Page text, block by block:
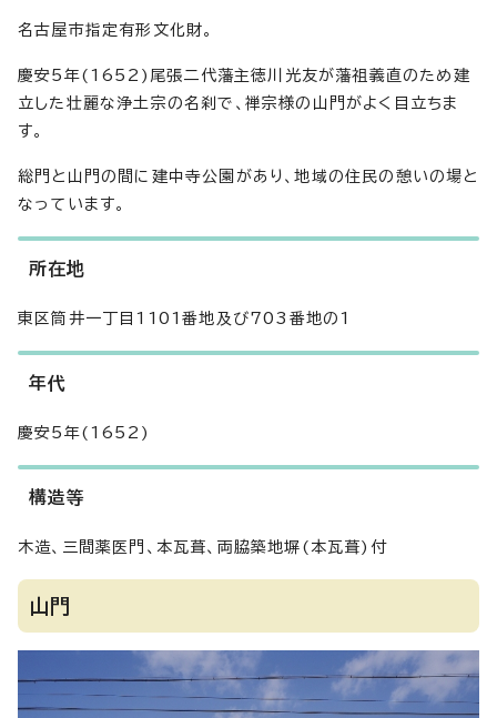
名古屋市指定有形文化財。
慶安5年(1652)尾張二代藩主徳川光友が藩祖義直のため建
立した壮麗な浄土宗の名刹で、禅宗様の山門がよく目立ちま
す。
総門と山門の間に建中寺公園があり、地域の住民の憩いの場と
なっています。
所在地
東区筒井一丁目1101番地及び703番地の1
年代
慶安5年(1652)
構造等
木造、三間薬医門、本瓦葺、両脇築地塀(本瓦葺)付
山門